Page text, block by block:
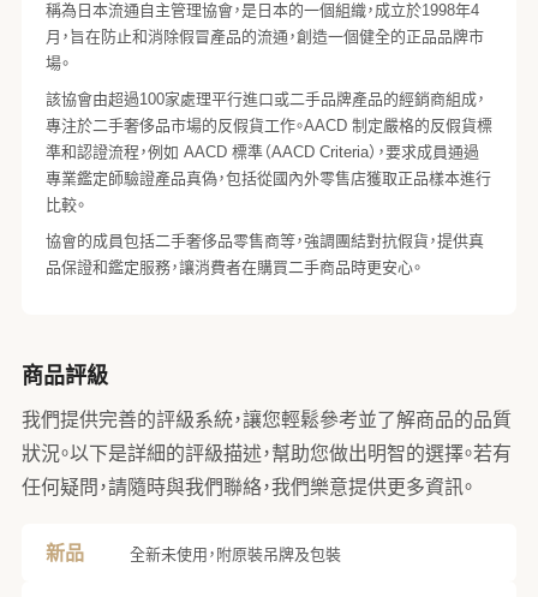
稱為日本流通自主管理協會，是日本的一個組織，成立於1998年4
月，旨在防止和消除假冒產品的流通，創造一個健全的正品品牌市
場。
該協會由超過100家處理平行進口或二手品牌產品的經銷商組成，
專注於二手奢侈品市場的反假貨工作。AACD 制定嚴格的反假貨標
準和認證流程，例如 AACD 標準（AACD Criteria），要求成員通過
專業鑑定師驗證產品真偽，包括從國內外零售店獲取正品樣本進行
比較。
協會的成員包括二手奢侈品零售商等，強調團結對抗假貨，提供真
品保證和鑑定服務，讓消費者在購買二手商品時更安心。
商品評級
我們提供完善的評級系統，讓您輕鬆參考並了解商品的品質
狀況。以下是詳細的評級描述，幫助您做出明智的選擇。若有
任何疑問，請隨時與我們聯絡，我們樂意提供更多資訊。
新品 全新未使用，附原裝吊牌及包裝